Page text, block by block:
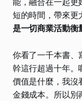
短的時間，帶來更
是一切商業活動衡
你看了一千本書、
幹這行超過十年。
價值是什麼，我沒
金錢成本。所以別